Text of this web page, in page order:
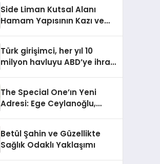
Side Liman Kutsal Alanı
Hamam Yapısının Kazı ve
Katkılarıyla Tamamlandı
Türk girişimci, her yıl 10
milyon havluyu ABD’ye ihraç
The Special One’ın Yeni
Adresi: Ege Ceylanoğlu,
Geldi!
Betül Şahin ve Güzellikte
Sağlık Odaklı Yaklaşımı